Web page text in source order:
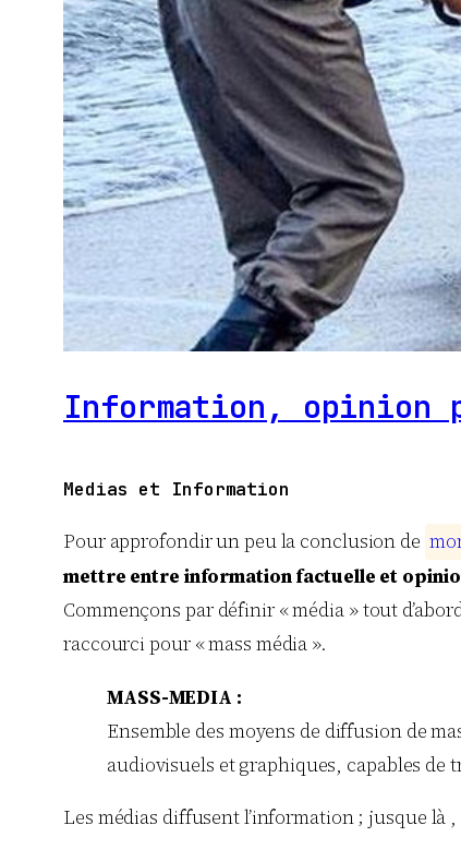
Information, opinion
Medias et Information
Pour approfondir un peu la conclusion de mo
mettre entre information factuelle et
Commençons par définir « média » tout
raccourci pour « mass média ».
MASS-MEDIA :
Ensemble des moyens de diffusion de
audiovisuels et graphiques, capables de
Les médias diffusent l’information ; jusque là